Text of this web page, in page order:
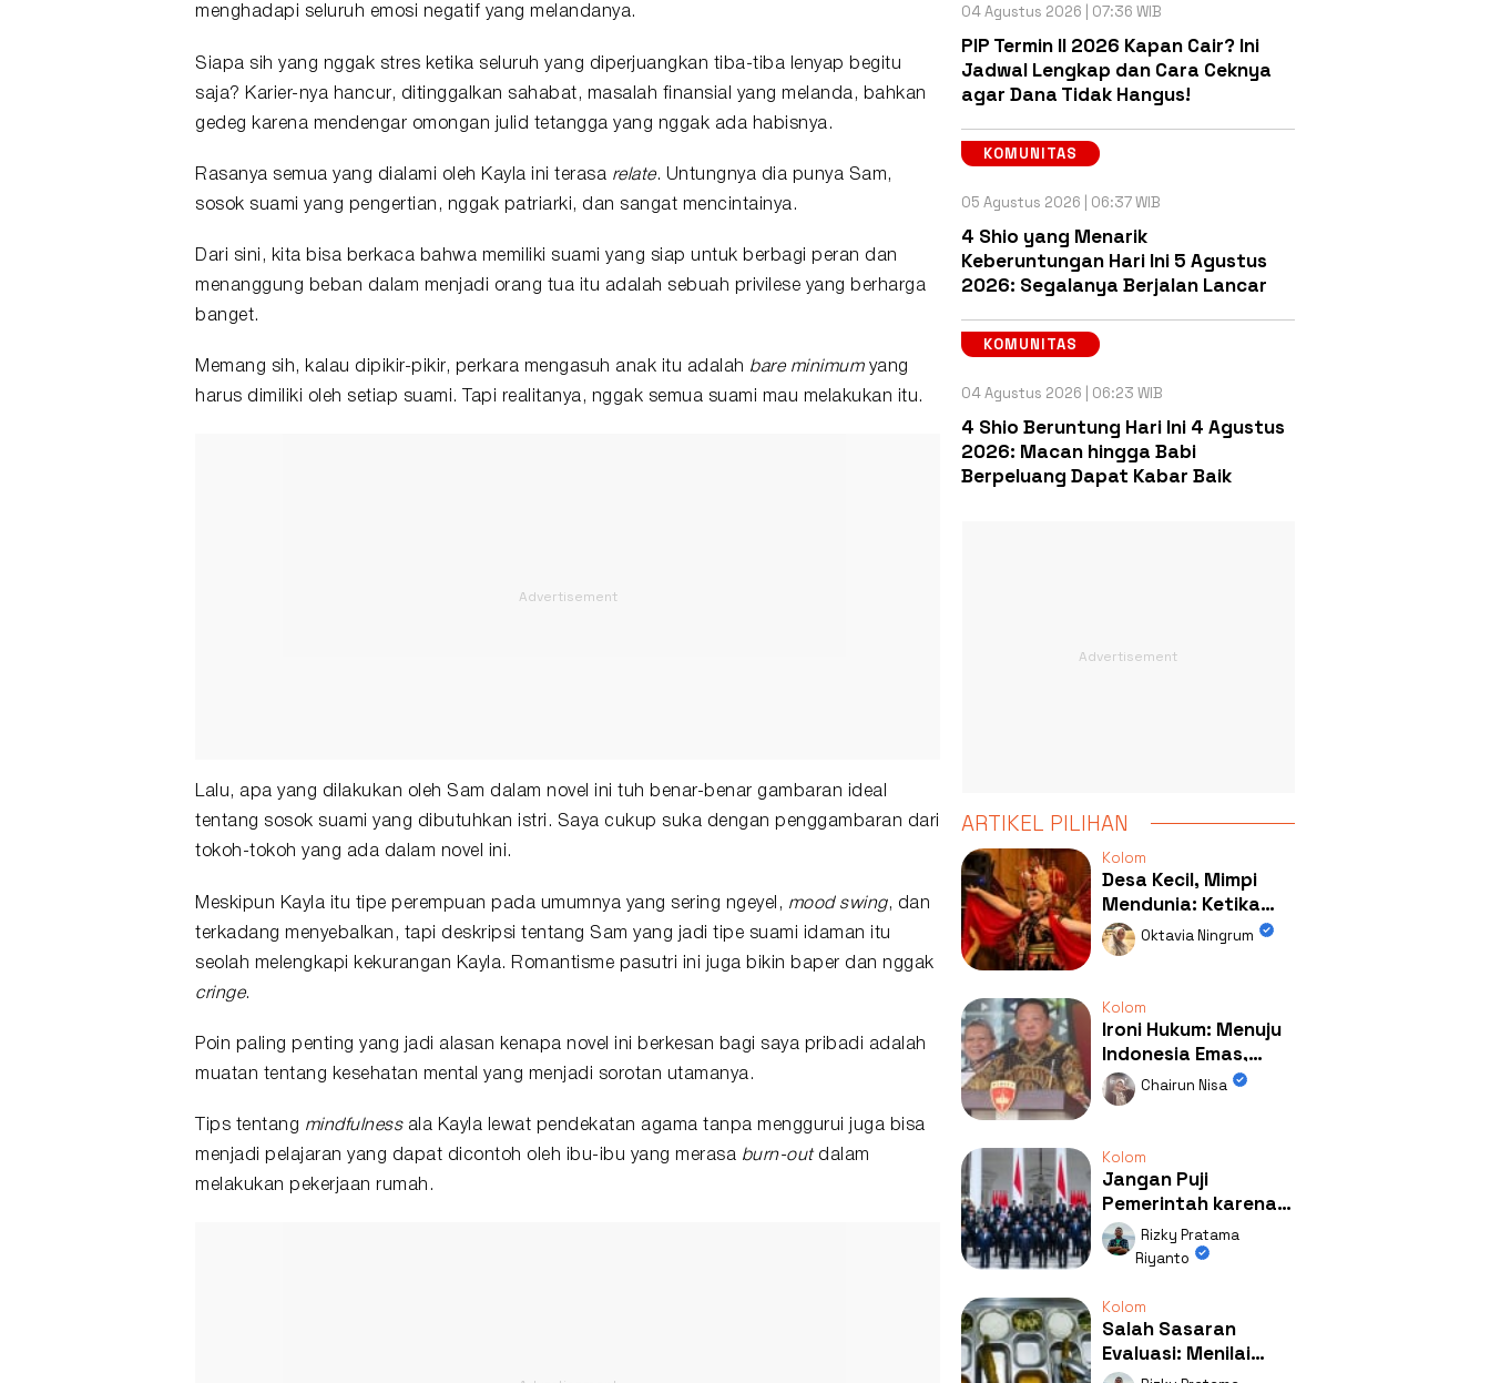
menghadapi seluruh emosi negatif yang melandanya.
Siapa sih yang nggak stres ketika seluruh yang diperjuangkan tiba-tiba lenyap begitu
saja? Karier-nya hancur, ditinggalkan sahabat, masalah finansial yang melanda, bahkan
gedeg karena mendengar omongan julid tetangga yang nggak ada habisnya.
Rasanya semua yang dialami oleh Kayla ini terasa relate. Untungnya dia punya Sam,
sosok suami yang pengertian, nggak patriarki, dan sangat mencintainya.
Dari sini, kita bisa berkaca bahwa memiliki suami yang siap untuk berbagi peran dan
menanggung beban dalam menjadi orang tua itu adalah sebuah privilese yang berharga
banget.
Memang sih, kalau dipikir-pikir, perkara mengasuh anak itu adalah bare minimumyang
harus dimiliki oleh setiap suami. Tapi realitanya, nggak semua suami mau melakukan itu.
Lalu, apa yang dilakukan oleh Sam dalam novel ini tuh benar-benar gambaran ideal
tentang sosok suami yang dibutuhkan istri. Saya cukup suka dengan penggambaran dari
tokoh-tokoh yang ada dalam novel ini.
Meskipun Kayla itu tipe perempuan pada umumnya yang sering ngeyel, mood swing, dan
terkadang menyebalkan, tapi deskripsi tentang Sam yang jadi tipe suami idaman itu
seolah melengkapi kekurangan Kayla. Romantisme pasutri ini juga bikin baper dan nggak
cringe.
Poin paling penting yang jadi alasan kenapa novel ini berkesan bagi saya pribadi adalah
muatan tentang kesehatan mental yang menjadi sorotan utamanya.
Tips tentang mindfulnessala Kayla lewat pendekatan agama tanpa menggurui juga bisa
menjadi pelajaran yang dapat dicontoh oleh ibu-ibu yang merasa burn-outdalam
melakukan pekerjaan rumah.
04 Agustus 2026 | 07:36 WIB
PIP Termin II 2026 Kapan Cair? Ini
Jadwal Lengkap dan Cara Ceknya
agar Dana Tidak Hangus!
KOMUNITAS
05 Agustus 2026 | 06:37 WIB
4 Shio yang Menarik
Keberuntungan Hari Ini 5 Agustus
2026: Segalanya Berjalan Lancar
KOMUNITAS
04 Agustus 2026 | 06:23 WIB
4 Shio Beruntung Hari Ini 4 Agustus
2026: Macan hingga Babi
Berpeluang Dapat Kabar Baik
ARTIKEL PILIHAN
Kolom
Desa Kecil, Mimpi
Mendunia: Ketika
Kolaborasi
Mengubah Wajah
Oktavia Ningrum
Kolom
Ironi Hukum: Menuju
Indonesia Emas,
Ternyata Emasnya
Ada di Rumah Febrie!
Chairun Nisa
Kolom
Jangan Puji
Pemerintah karena
Kerja: Mengapa
Publik Begitu Mudah
Rizky Pratama
Riyanto
Kolom
Salah Sasaran
Evaluasi: Menilai
Program MBG Lewat